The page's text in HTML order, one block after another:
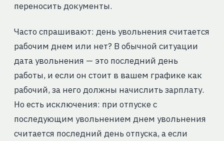
переносить документы.
Часто спрашивают: день увольнения считается
рабочим днем или нет? В обычной ситуации
дата увольнения — это последний день
работы, и если он стоит в вашем графике как
рабочий, за него должны начислить зарплату.
Но есть исключения: при отпуске с
последующим увольнением днем увольнения
считается последний день отпуска, а если